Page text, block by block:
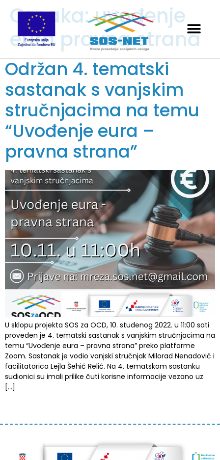
Oznaka:uvođenje
eura pravna strana
Održan 4. tematski
sastanak s vanjskim
stručnjacima na temu
“Uvođenje eura –
pravna strana”
U sklopu projekta SOS za OCD, 10. studenog 2022. u 11:00 sati
proveden je 4. tematski sastanak s vanjskim stručnjacima na
temu “Uvođenje eura – pravna strana” preko platforme
Zoom. Sastanak je vodio vanjski stručnjak Milorad Nenadović i
facilitatorica Lejla Šehić Relić. Na 4. tematskom sastanku
sudionici su imali prilike čuti korisne informacije vezano uz
[…]